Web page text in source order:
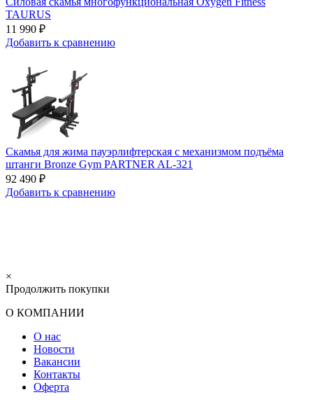
TAURUS
11 990 ₽
Добавить к сравнению
Скамья для жима пауэрлифтерская с механизмом подъёма
штанги Bronze Gym PARTNER AL-321
92 490 ₽
Добавить к сравнению
×
Продолжить покупки
О КОМПАНИИ
О нас
Новости
Вакансии
Контакты
Оферта